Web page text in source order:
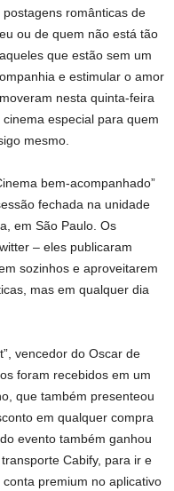
românticas de
ou de quem não está tão
que estão sem um
e estimular o amor
nesta quinta-feira
especial para quem
mesmo.
bem-acompanhado”
fechada na unidade
em São Paulo. Os
– eles publicaram
sozinhos e aproveitarem
mas em qualquer dia
vencedor do Oscar de
foram recebidos em um
que também presenteou
em qualquer compra
evento também ganhou
Cabify, para ir e
premium no aplicativo